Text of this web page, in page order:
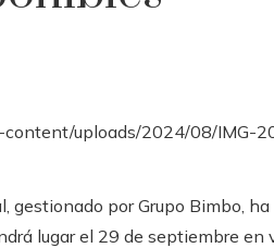
gestionado por Grupo Bimbo,
lugar el 29 de septiembre en